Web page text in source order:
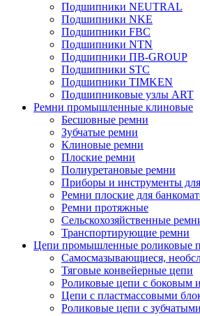
Подшипники NEUTRAL
Подшипники NKE
Подшипники FBC
Подшипники NTN
Подшипники ПВ-GROUP
Подшипники STC
Подшипники TIMKEN
Подшипниковые узлы ART
Ремни промышленные клиновые
Бесшовные ремни
Зубчатые ремни
Клиновые ремни
Плоские ремни
Полиуретановые ремни
Приборы и инструменты
Ремни плоские для
Ремни протяжные
Сельскохозяйственные
Транспортирующие ремни
Цепи промышленные роликовые
Самосмазывающиеся,
Тяговые конвейерные цепи
Роликовые цепи с боковым
Цепи с пластмассовыми
Роликовые цепи с